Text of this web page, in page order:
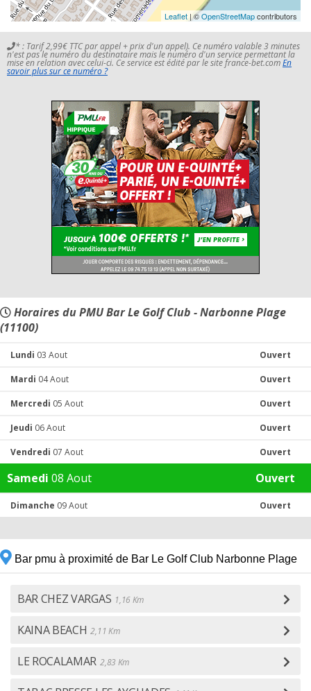
Leaflet | ©OpenStreetMapcontributors
* : Tarif 2,99€ TTC par appel + prix d'un appel). Ce numéro valable 3 minutes
n'est pas le numéro du destinataire mais le numéro d'un service permettant la
mise en relation avec celui-ci. Ce service est édité par le site france-bet.comEn
savoir plus sur ce numéro ?
Horaires du PMU Bar Le Golf Club - Narbonne Plage
(11100)
Lundi 03 Aout Ouvert
Mardi 04 Aout Ouvert
Mercredi 05 Aout Ouvert
Jeudi 06 Aout Ouvert
Vendredi 07 Aout Ouvert
Samedi 08 Aout Ouvert
Dimanche 09 Aout Ouvert
Bar pmu à proximité de Bar Le Golf Club Narbonne Plage
BAR CHEZ VARGAS 1,16 Km
KAINA BEACH 2,11 Km
LE ROCALAMAR 2,83 Km